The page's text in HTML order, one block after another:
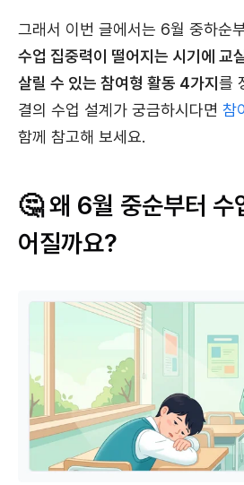
그래서 이번 글에서는 6월 중하순
수업 집중력이 떨어지는 시기에 교
살릴 수 있는 참여형 활동 4가지 를
결의 수업 설계가 궁금하시다면 참
함께 참고해 보세요.
🤔 왜 6월 중순부터 수
어질까요?